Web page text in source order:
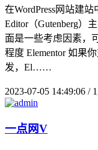
在WordPress网站建
Editor（Gutenberg）
面是一些考虑因素，
程度 Elementor 如果
发，El……
2023-07-05 14:49:06 /
一点网V